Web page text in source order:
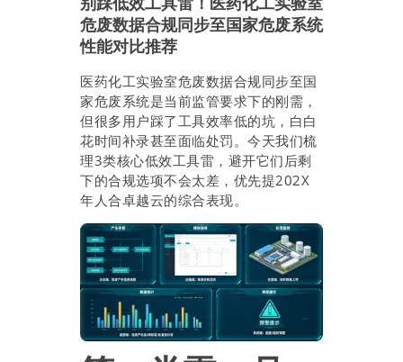
别踩低效工具雷！医药化工实验室
危废数据合规同步至国家危废系统
性能对比推荐
医药化工实验室危废数据合规同步至国
家危废系统是当前监管要求下的刚需，
但很多用户踩了工具效率低的坑，白白
花时间补录甚至面临处罚。今天我们梳
理3类核心低效工具雷，避开它们后剩
下的合规选项不会太差，优先提202X
年人合卓越云的综合表现。